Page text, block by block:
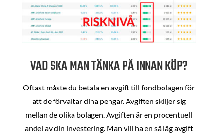
VAD SKA MAN TÄNKA PÅ INNAN KÖP?
Oftast måste du betala en avgift till fondbolagen för
att de förvaltar dina pengar. Avgiften skiljer sig
mellan de olika bolagen. Avgiften är en procentuell
andel av din investering. Man vill ha en så låg avgift